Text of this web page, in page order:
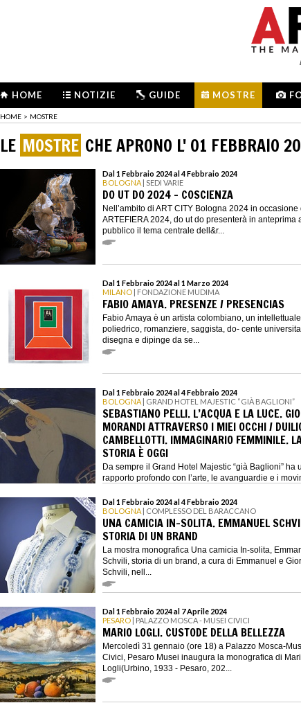
HOME NOTIZIE GUIDE MOSTRE
HOME > MOSTRE
LE MOSTRE CHE APRONO L' 01 FEBBRAIO
Dal 1 Febbraio 2024 al 4 Febbraio 2024
BOLOGNA | SEDI VARIE
DO UT DO 2024 - COSCIENZA
Nell’ambito di ART CITY Bologna 2024 in occasione
ARTEFIERA 2024, do ut do presenterà in anteprima
pubblico il tema centrale dell&r...
Dal 1 Febbraio 2024 al 1 Marzo 2024
MILANO | FONDAZIONE MUDIMA
FABIO AMAYA. PRESENZE / PRESENCIAS
Fabio Amaya è un artista colombiano, un intellettuale
poliedrico, romanziere, saggista, do- cente
disegna e dipinge da se...
Dal 1 Febbraio 2024 al 4 Febbraio 2024
BOLOGNA | GRAND HOTEL MAJESTIC “GIÀ BAGLIONI”
SEBASTIANO PELLI. L’ACQUA E LA LUCE.
MORANDI ATTRAVERSO I MIEI OCCHI /
CAMBELLOTTI. IMMAGINARIO FEMMINILE.
STORIA È OGGI
Da sempre il Grand Hotel Majestic “già Baglioni” ha
rapporto profondo con l’arte, le avanguardie e i
Dal 1 Febbraio 2024 al 4 Febbraio 2024
BOLOGNA | COMPLESSO DEL BARACCANO
UNA CAMICIA IN-SOLITA. EMMANUEL
STORIA DI UN BRAND
La mostra monografica Una camicia In-solita,
Schvili, storia di un brand, a cura di Emmanuel e
Schvili, nell...
Dal 1 Febbraio 2024 al 7 Aprile 2024
PESARO | PALAZZO MOSCA - MUSEI CIVICI
MARIO LOGLI. CUSTODE DELLA BELLEZZA
Mercoledì 31 gennaio (ore 18) a Palazzo Mosca-
Civici, Pesaro Musei inaugura la monografica di
Logli(Urbino, 1933 - Pesaro, 202...